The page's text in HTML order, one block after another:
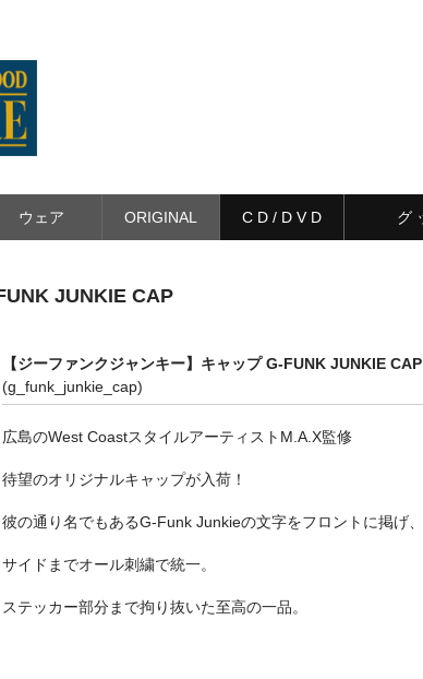
ウェア ORIGINAL C D / D V D グ
JUNKIE CAP
【ジーファンクジャンキー】キャップ G-FUNK JUNKIE CAP
(g_funk_junkie_cap)
広島のWest CoastスタイルアーティストM.A.X監修
待望のオリジナルキャップが入荷！
彼の通り名でもあるG-Funk Junkieの文字をフロントに掲げ、
サイドまでオール刺繍で統一。
ステッカー部分まで拘り抜いた至高の一品。